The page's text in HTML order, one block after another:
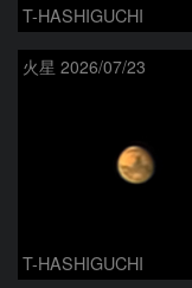
T-HASHIGUCHI
火星 2026/07/23
T-HASHIGUCHI